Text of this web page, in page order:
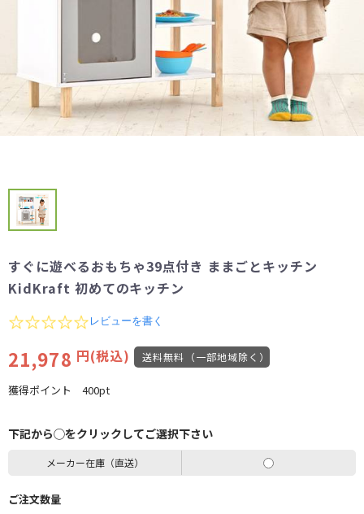
すぐに遊べるおもちゃ39点付き ままごとキッチン
KidKraft 初めてのキッチン
0.0
rating
レビューを書く
21,978 円(税込) 送料無料（一部地域除く）
獲得ポイント 400pt
下記から◯をクリックしてご選択下さい
メーカー在庫（直送）
ご注文数量